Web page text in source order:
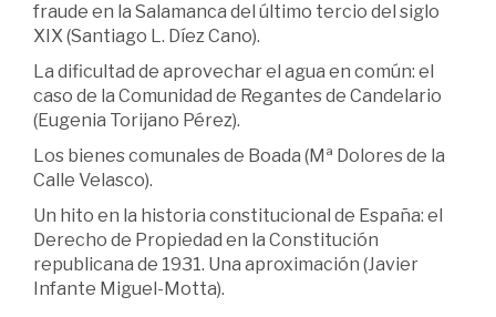
fraude en la Salamanca del último tercio del siglo
XIX (Santiago L. Díez Cano).
La dificultad de aprovechar el agua en común: el
caso de la Comunidad de Regantes de Candelario
(Eugenia Torijano Pérez).
Los bienes comunales de Boada (Mª Dolores de la
Calle Velasco).
Un hito en la historia constitucional de España: el
Derecho de Propiedad en la Constitución
republicana de 1931. Una aproximación (Javier
Infante Miguel-Motta).